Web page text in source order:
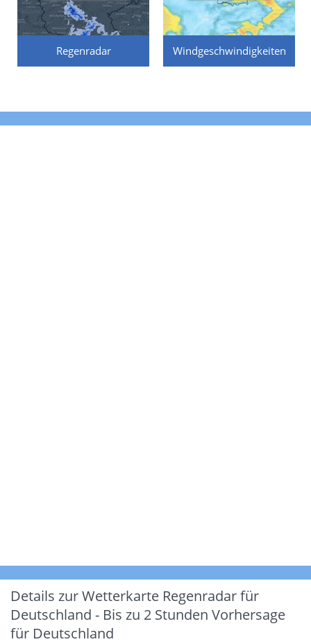
Regenradar Windgeschwindigkeiten
Details zur Wetterkarte Regenradar für
Deutschland - Bis zu 2 Stunden Vorhersage
für Deutschland